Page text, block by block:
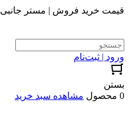
قیمت خرید فروش | مستر جانبی
ورود | ثبت‌نام
بستن
0 محصول
مشاهده سبد خرید